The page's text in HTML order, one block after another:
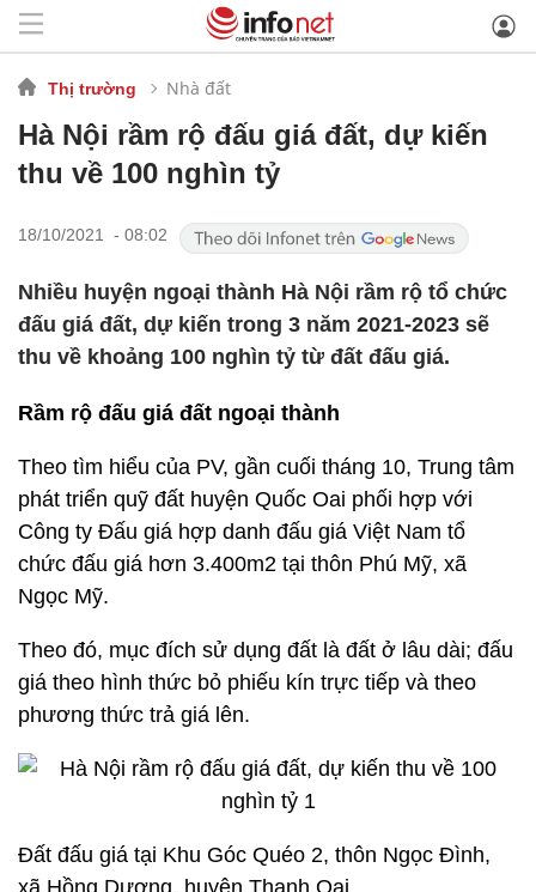
Thị trường Nhà đất
Hà Nội rầm rộ đấu giá đất, dự kiến
thu về 100 nghìn tỷ
18/10/2021 - 08:02
Nhiều huyện ngoại thành Hà Nội rầm rộ tổ chức
đấu giá đất, dự kiến trong 3 năm 2021-2023 sẽ
thu về khoảng 100 nghìn tỷ từ đất đấu giá.
Rầm rộ đấu giá đất ngoại thành
Theo tìm hiểu của PV, gần cuối tháng 10, Trung tâm
phát triển quỹ đất huyện Quốc Oai phối hợp với
Công ty Đấu giá hợp danh đấu giá Việt Nam tổ
chức đấu giá hơn 3.400m2 tại thôn Phú Mỹ, xã
Ngọc Mỹ.
Theo đó, mục đích sử dụng đất là đất ở lâu dài; đấu
giá theo hình thức bỏ phiếu kín trực tiếp và theo
phương thức trả giá lên.
Đất đấu giá tại Khu Góc Quéo 2, thôn Ngọc Đình,
xã Hồng Dương, huyện Thanh Oai